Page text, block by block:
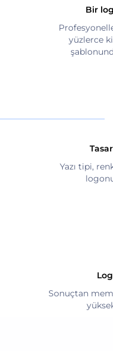
Bir
yüzlerce
Yazı tipi,
Sonuçtan